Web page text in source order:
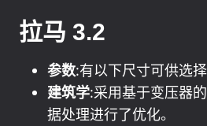
拉马 3.2
参数:有以下尺寸可供选择
建筑学:采用基于变压器
据处理进行了优化。